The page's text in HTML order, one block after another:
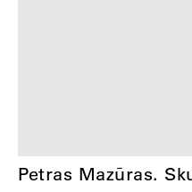
Petras Mazūras.